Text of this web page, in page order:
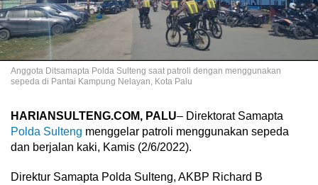
Anggota Ditsamapta Polda Sulteng saat patroli dengan menggunakan
sepeda di Pantai Kampung Nelayan, Kota Palu
HARIANSULTENG.COM, PALU– Direktorat Samapta
Polda Sulteng menggelar patroli menggunakan sepeda
dan berjalan kaki, Kamis (2/6/2022).
Direktur Samapta Polda Sulteng, AKBP Richard B